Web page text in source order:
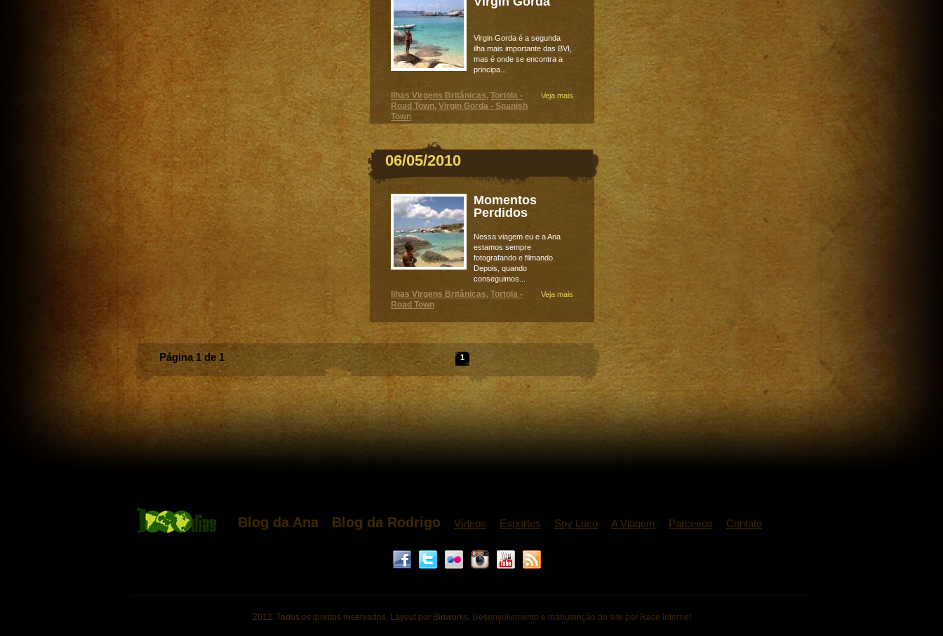
Virgin Gorda é a segunda
ilha mais importante das BVI,
mas é onde se encontra a
principa...
Veja mais
Ilhas Virgens Britânicas, Tortola -
Road Town, Virgin Gorda - Spanish
Town
06/05/2010
Momentos
Perdidos
Nessa viagem eu e a Ana
estamos sempre
fotografando e filmando.
Depois, quando
conseguimos...
Veja mais
Ilhas Virgens Britânicas, Tortola -
Road Town
1
Página 1 de 1
Blog da Ana Blog da Rodrigo Vídeos Esportes Soy Loco A Viagem Parceiros Contato
2012. Todos os direitos reservados. Layout por Binworks. Desenvolvimento e manutenção do site por Race Internet